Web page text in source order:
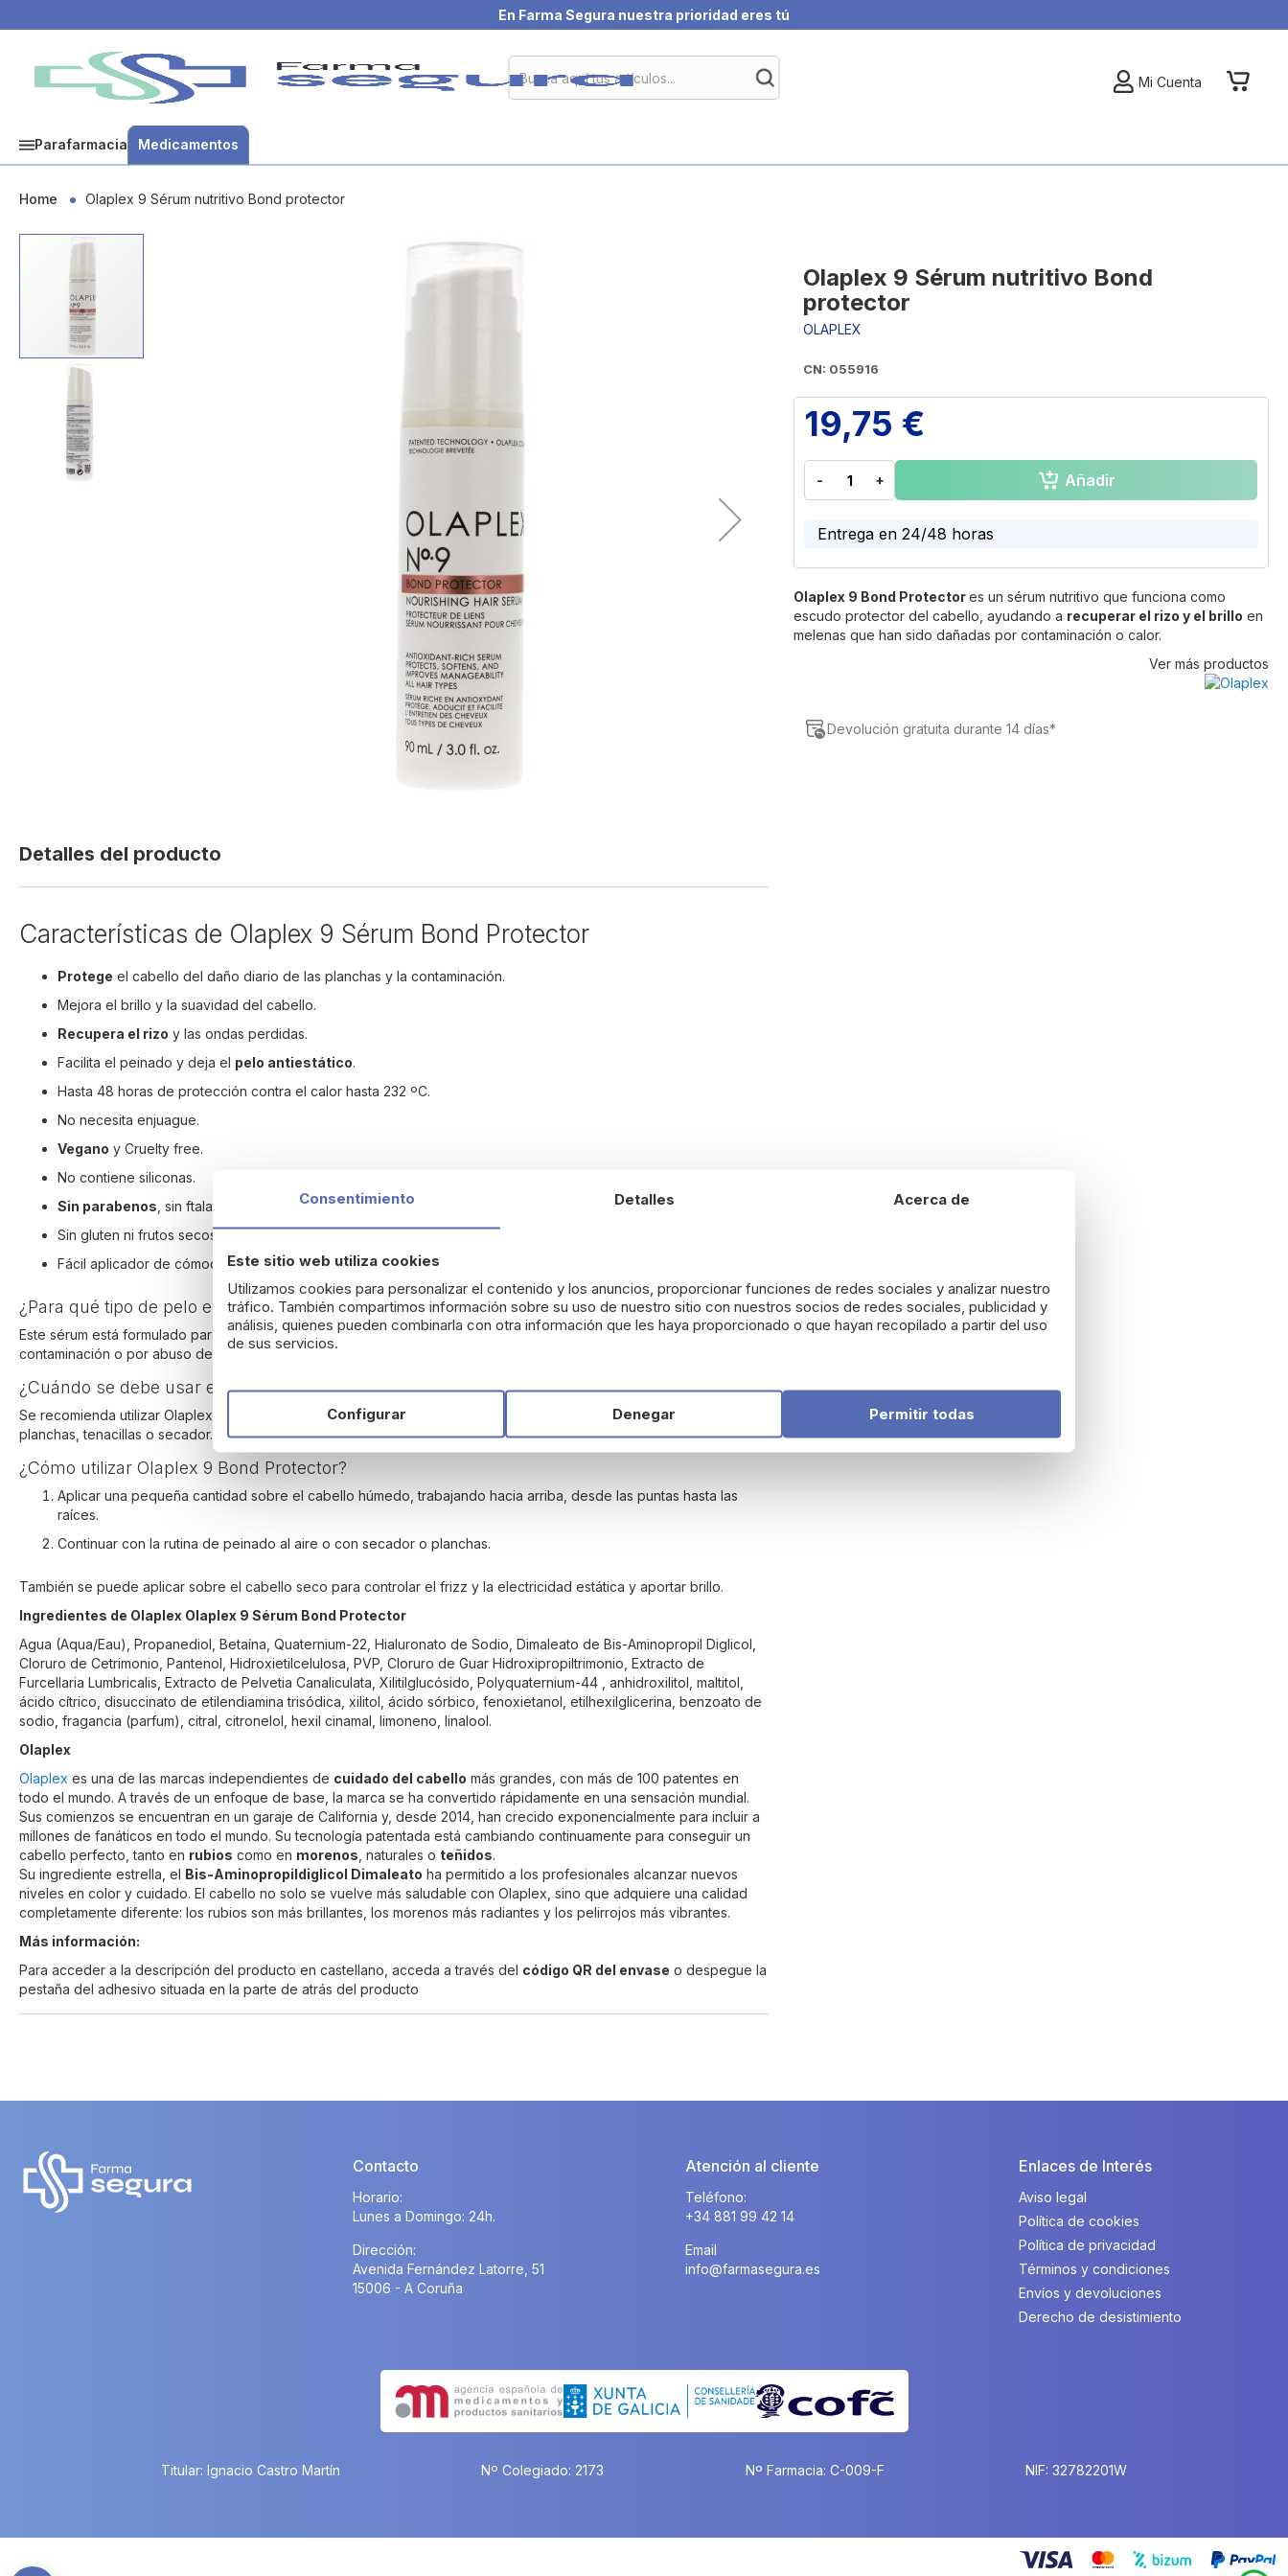
En Farma Segura nuestra prioridad eres tú
My
Mi Cuenta
Parafarmacia Medicamentos
Home Olaplex 9 Sérum nutritivo Bond protector
Skip
images
the
of
images
Olaplex 9 Sérum nutritivo Bond
protector
OLAPLEX
CN: 055916
19,75 €
- + Añadir
Entrega en 24/48 horas
Olaplex 9 Bond Protectores un sérum nutritivo que funciona como
escudo protector del cabello, ayudando a recuperar el rizo y el brillo en
melenas que han sido dañadas por contaminación o calor.
Ver más productos
Devolución gratuita durante 14 días*
Detalles del producto
Características de Olaplex 9 Sérum Bond Protector
Protege el cabello del daño diario de las planchas y la contaminación.
Mejora el brillo y la suavidad del cabello.
Recupera el rizo y las ondas perdidas.
Facilita el peinado y deja el pelo antiestático.
Hasta 48 horas de protección contra el calor hasta 232 ºC.
No necesita enjuague.
Vegano y Cruelty free.
No contiene siliconas.
Sin parabenos , sin ftalatos, sin fosfatos,sin sulfatos.
Sin gluten ni frutos secos.
Fácil aplicador de cómoda dosificación.
¿Para qué tipo de pelo está indicado Olaplex 9 Sérum Bond Protector?
Este sérum está formulado para cabellos mates, con tendencia a enredarse, que han perdido su forma y brillo por
contaminación o por abuso de las planchas o el secador.
¿Cuándo se debe usar el Sérum Olaplex 9 Bond Protector?
Se recomienda utilizar Olaplex 9 en los días que se lave el cabello y en días intermedios en los que se vaya a utilizar
planchas, tenacillas o secador. Es el complemento ideal como primer paso en la rutina de peinado.
¿Cómo utilizar Olaplex 9 Bond Protector?
Aplicar una pequeña cantidad sobre el cabello húmedo, trabajando hacia arriba, desde las puntas hasta las
raíces.
Continuar con la rutina de peinado al aire o con secador o planchas.
También se puede aplicar sobre el cabello seco para controlar el frizz y la electricidad estática y aportar brillo.
Ingredientes de Olaplex Olaplex 9 Sérum Bond Protector
Agua (Aqua/Eau), Propanediol, Betaína, Quaternium-22, Hialuronato de Sodio, Dimaleato de Bis-Aminopropil Diglicol,
Cloruro de Cetrimonio, Pantenol, Hidroxietilcelulosa, PVP, Cloruro de Guar Hidroxipropiltrimonio, Extracto de
Furcellaria Lumbricalis, Extracto de Pelvetia Canaliculata, Xilitilglucósido, Polyquaternium-44 , anhidroxilitol, maltitol,
ácido cítrico, disuccinato de etilendiamina trisódica, xilitol, ácido sórbico, fenoxietanol, etilhexilglicerina, benzoato de
sodio, fragancia (parfum), citral, citronelol, hexil cinamal, limoneno, linalool.
Olaplex
Olaplex es una de las marcas independientes de cuidado del cabello más grandes, con más de 100 patentes en
todo el mundo. A través de un enfoque de base, la marca se ha convertido rápidamente en una sensación mundial.
Sus comienzos se encuentran en un garaje de California y, desde 2014, han crecido exponencialmente para incluir a
millones de fanáticos en todo el mundo. Su tecnología patentada está cambiando continuamente para conseguir un
cabello perfecto, tanto en rubios como en morenos , naturales o teñidos.
Su ingrediente estrella, el Bis-Aminopropildiglicol Dimaleato ha permitido a los profesionales alcanzar nuevos
niveles en color y cuidado. El cabello no solo se vuelve más saludable con Olaplex, sino que adquiere una calidad
completamente diferente: los rubios son más brillantes, los morenos más radiantes y los pelirrojos más vibrantes.
Más información:
Para acceder a la descripción del producto en castellano, acceda a través del código QR del envase o despegue la
pestaña del adhesivo situada en la parte de atrás del producto
Consentimiento Detalles Acerca de
Este sitio web utiliza cookies
Utilizamos cookies para personalizar el contenido y los anuncios, proporcionar funciones de redes sociales y analizar nuestro
tráfico. También compartimos información sobre su uso de nuestro sitio con nuestros socios de redes sociales, publicidad y
análisis, quienes pueden combinarla con otra información que les haya proporcionado o que hayan recopilado a partir del uso
de sus servicios.
Configurar Denegar Permitir todas
Contacto
Horario:
Lunes a Domingo: 24h.
Dirección:
Avenida Fernández Latorre, 51
15006 - A Coruña
Atención al cliente
Teléfono:
+34 881 99 42 14
Email
info@farmasegura.es
Enlaces de Interés
Aviso legal
Política de cookies
Política de privacidad
Términos y condiciones
Envíos y devoluciones
Derecho de desistimiento
Titular: Ignacio Castro Martín Nº Colegiado: 2173 Nº Farmacia: C-009-F NIF: 32782201W